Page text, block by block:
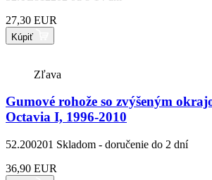
27,30 EUR
Kúpiť
Zľava
Gumové rohože so zvýšeným
Octavia I, 1996-2010
52.200201 Skladom - doručenie do 2 dní
36,90 EUR